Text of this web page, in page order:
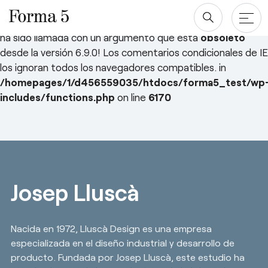
Deprecated : ¡La función WP_Dependencies->add_data()
ha sido llamada con un argumento que está obsoleto
desde la versión 6.9.0! Los comentarios condicionales de IE
los ignoran todos los navegadores compatibles. in
/homepages/1/d456559035/htdocs/forma5_test/
includes/functions.php on line 6170
contenido
Productos
Mesas
Blog y newsroom
Diseñadores
Sostenibilidad ♻️
Ergonomía
Descargas
esPattio
Josep Lluscà
Nacida en 1972, Lluscà Design es una empresa
especializada en el diseño industrial y desarrollo de
producto. Fundada por Josep Lluscà, este estudio ha